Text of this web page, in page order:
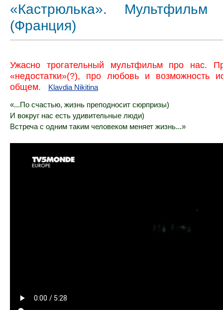
«Кастрюлька».
(Франция)
Ужасно трогательный мультфильм про нас.
«недостатки»(?), про любовь и возможность
общем.
Klavdia Nikitina
«...По счастью, жизнь преподносит сюрпризы)
И вокруг нас есть удивительные люди)
Встреча с одним таким человеком меняет жизнь...»